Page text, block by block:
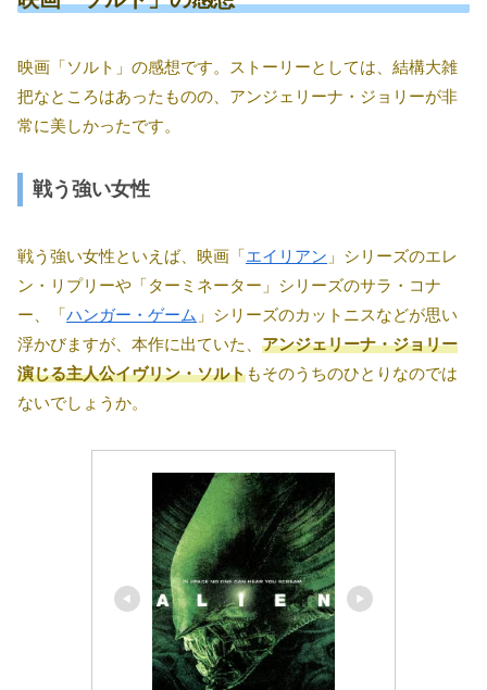
映画「ソルト」の感想です。ストーリーとしては、結構大雑
把なところはあったものの、アンジェリーナ・ジョリーが非
常に美しかったです。
戦う強い女性
戦う強い女性といえば、映画「エイリアン 」シリーズのエレ
ン・リプリーや「ターミネーター」シリーズのサラ・コナ
ー、「ハンガー・ゲーム 」シリーズのカットニスなどが思い
浮かびますが、本作に出ていた、 アンジェリーナ・ジョリー
演じる主人公イヴリン・ソルトもそのうちのひとりなのでは
ないでしょうか。